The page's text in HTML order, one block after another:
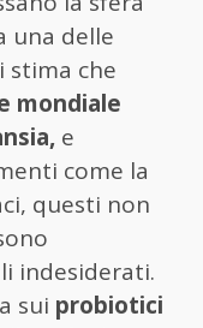
una delle
stima che
mondiale
e
come la
questi non
indesiderati.
sui probiotici